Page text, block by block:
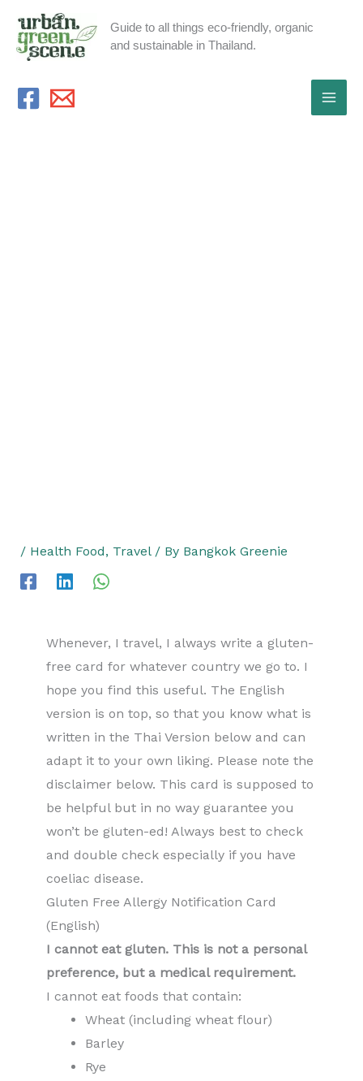
content
Guide to all things eco-friendly, organic
and sustainable in Thailand.
/ Health Food, Travel/ By Bangkok Greenie
Whenever, I travel, I always write a gluten-
free card for whatever country we go to. I
hope you find this useful. The English
version is on top, so that you know what is
written in the Thai Version below and can
adapt it to your own liking. Please note the
disclaimer below. This card is supposed to
be helpful but in no way guarantee you
won’t be gluten-ed! Always best to check
and double check especially if you have
coeliac disease.
Gluten Free Allergy Notification Card
(English)
I cannot eat gluten. This is not a personal
preference, but a medical requirement.
I cannot eat foods that contain:
Wheat (including wheat flour)
Barley
Rye